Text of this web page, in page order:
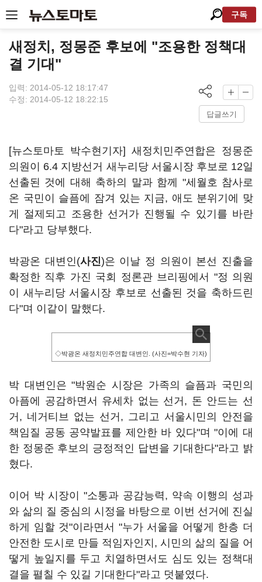
구독
새정치, 정몽준 후보에 "조용한 정책대
결 기대"
입력: 2014-05-12 18:17:47
수정: 2014-05-12 18:22:15
답글쓰기
[뉴스토마토 박수현기자] 새정치민주연합은 정몽준
의원이 6.4 지방선거 새누리당 서울시장 후보로 12일
선출된 것에 대해 축하의 말과 함께 "세월호 참사로
온 국민이 슬픔에 잠겨 있는 지금, 애도 분위기에 맞
게 절제되고 조용한 선거가 진행될 수 있기를 바란
다"라고 당부했다.
박광온 대변인(사진)은 이날 정 의원이 본선 진출을
확정한 직후 가진 국회 정론관 브리핑에서 "정 의원
이 새누리당 서울시장 후보로 선출된 것을 축하드린
다"며 이같이 말했다.
◇박광온 새정치민주연합 대변인. (사진=박수현 기자)
박 대변인은 "박원순 시장은 가족의 슬픔과 국민의
아픔에 공감하면서 유세차 없는 선거, 돈 안드는 선
거, 네거티브 없는 선거, 그리고 서울시민의 안전을
책임질 공동 공약발표를 제안한 바 있다"며 "이에 대
한 정몽준 후보의 긍정적인 답변을 기대한다"라고 밝
혔다.
이어 박 시장이 "소통과 공감능력, 약속 이행의 성과
와 삶의 질 중심의 시정을 바탕으로 이번 선거에 진실
하게 임할 것"이라면서 "누가 서울을 어떻게 한층 더
안전한 도시로 만들 적임자인지, 시민의 삶의 질을 어
떻게 높일지를 두고 치열하면서도 심도 있는 정책대
결을 펼칠 수 있길 기대한다"라고 덧붙였다.